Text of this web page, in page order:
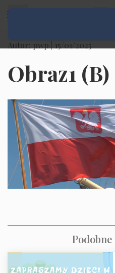
Autor: pwp | 15/01/2025
Obraz1 (B)